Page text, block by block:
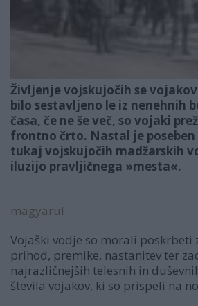
Življenje vojskujočih se
bilo sestavljeno le iz nenehnih
časa, če ne še več, so vojaki
frontno črto. Nastal je
tukaj vojskujočih madžarskih
iluzijo pravljičnega »mesta«.
magyarul
Vojaški vodje so morali poskrbeti
prihod, premike, nastanitev ter
najrazličnejših telesnih in
števila vojakov, ki so prispeli na